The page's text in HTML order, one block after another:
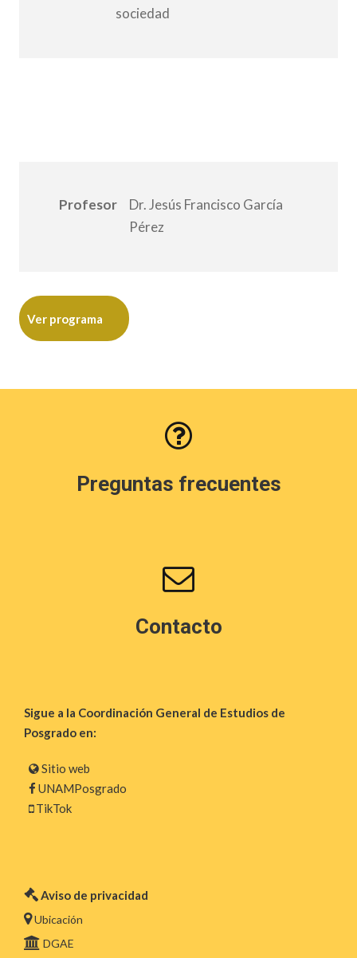
sociedad
Profesor
Dr. Jesús Francisco García
Pérez
Ver programa
Preguntas frecuentes
Contacto
Sigue a la Coordinación General de Estudios de
Posgrado en:
Sitio web
UNAMPosgrado
TikTok
Aviso de privacidad
Ubicación
DGAE